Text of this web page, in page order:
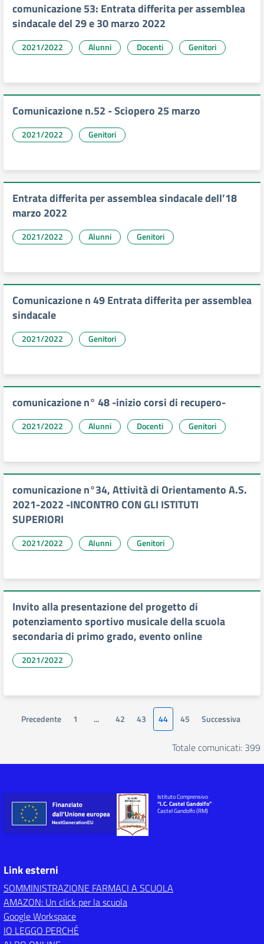
comunicazione 53: Entrata differita per assemblea
sindacale del 29 e 30 marzo 2022
2021/2022 Alunni Docenti Genitori
Comunicazione n.52 - Sciopero 25 marzo
2021/2022 Genitori
Entrata differita per assemblea sindacale dell’18
marzo 2022
2021/2022 Alunni Genitori
Comunicazione n 49 Entrata differita per assemblea
sindacale
2021/2022 Genitori
comunicazione n° 48 -inizio corsi di recupero-
2021/2022 Alunni Docenti Genitori
comunicazione n°34, Attività di Orientamento A.S.
2021-2022 -INCONTRO CON GLI ISTITUTI
SUPERIORI
2021/2022 Alunni Genitori
Invito alla presentazione del progetto di
potenziamento sportivo musicale della scuola
secondaria di primo grado, evento online
2021/2022
Precedente 1 ... 42 43 44 45 Successiva
Totale comunicati: 399
Istituto Comprensivo
“I.C. Castel Gandolfo”
Castel Gandolfo (RM)
Link esterni
SOMMINISTRAZIONE FARMACI A SCUOLA
AMAZON: Un click per la scuola
Google Workspace
IO LEGGO PERCHÉ